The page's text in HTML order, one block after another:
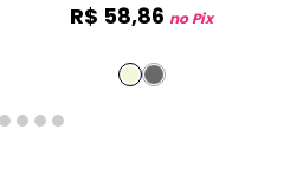
R$ 58,86 no Pix